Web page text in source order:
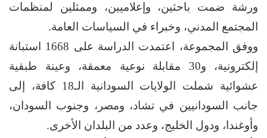
ورشة ضمت باحثين، وإعلاميين، وممثلين لمنظمات
المجتمع المدني، وخبراء في السياسات العامة.
ووفق المجموعة، اعتمدت الدراسة على 1668 استبانة
إلكترونية، و30 مقابلة نوعية معمقة، وعينة طبقية
عشوائية شملت الولايات السودانية الـ18 كافة، إلى
جانب السودانيين في تشاد، ومصر، وجنوب السودان،
وأوغندا، ودول الخليج، وعدد من البلدان الأخرى.